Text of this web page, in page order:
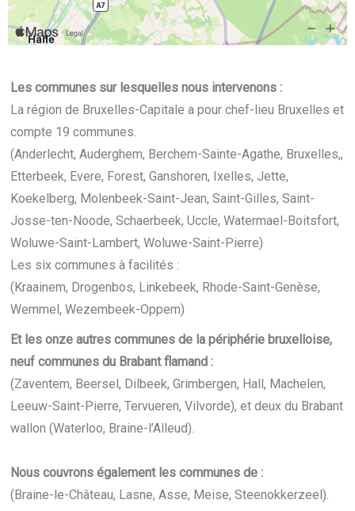
Les communes sur lesquelles nous intervenons :
La région de Bruxelles-Capitale a pour chef-lieu Bruxelles et
compte 19 communes.
(Anderlecht, Auderghem, Berchem-Sainte-Agathe, Bruxelles,,
Etterbeek, Evere, Forest, Ganshoren, Ixelles, Jette,
Koekelberg, Molenbeek-Saint-Jean, Saint-Gilles, Saint-
Josse-ten-Noode, Schaerbeek, Uccle, Watermael-Boitsfort,
Woluwe-Saint-Lambert, Woluwe-Saint-Pierre)
Les six communes à facilités :
(Kraainem, Drogenbos, Linkebeek, Rhode-Saint-Genèse,
Wemmel, Wezembeek-Oppem)
Et les onze autres communes de la périphérie bruxelloise,
neuf communes du Brabant flamand :
(Zaventem, Beersel, Dilbeek, Grimbergen, Hall, Machelen,
Leeuw-Saint-Pierre, Tervueren, Vilvorde), et deux du Brabant
wallon (Waterloo, Braine-l’Alleud).
Nous couvrons également les communes de :
(Braine-le-Château, Lasne, Asse, Meise, Steenokkerzeel).